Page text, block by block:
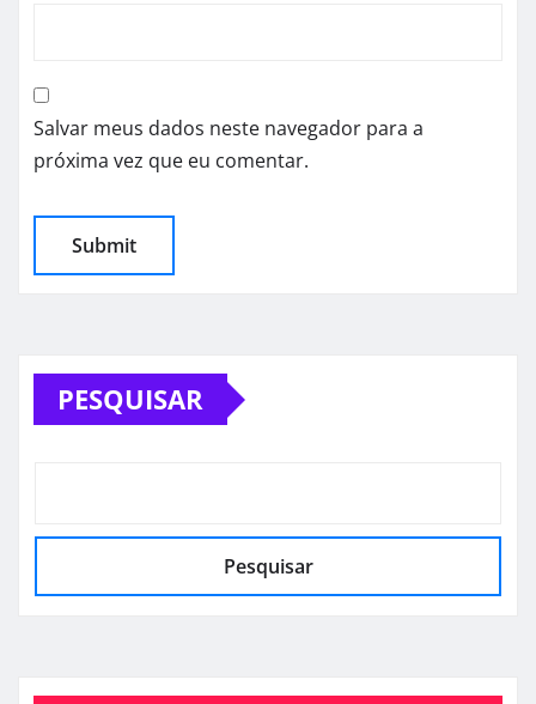
Salvar meus dados neste navegador para a
próxima vez que eu comentar.
PESQUISAR
Pesquisar